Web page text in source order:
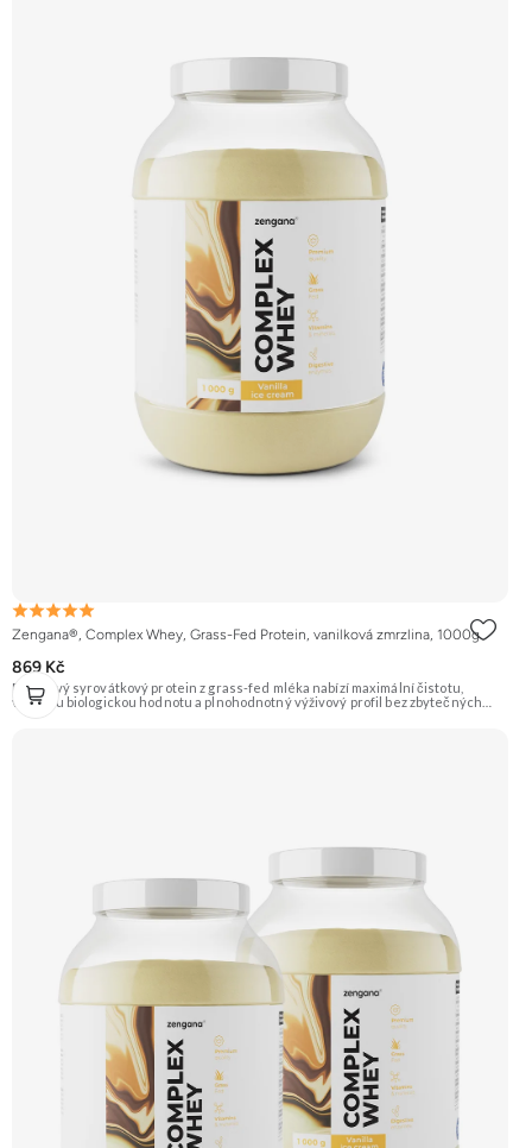
Zengana®, Complex Whey, Grass-Fed Protein, vanilková zmrzlina, 1000g
869 Kč
Prémiový syrovátkový protein z grass-fed mléka nabízí maximální čistotu,
vysokou biologickou hodnotu a plnohodnotný výživový profil bez zbytečných